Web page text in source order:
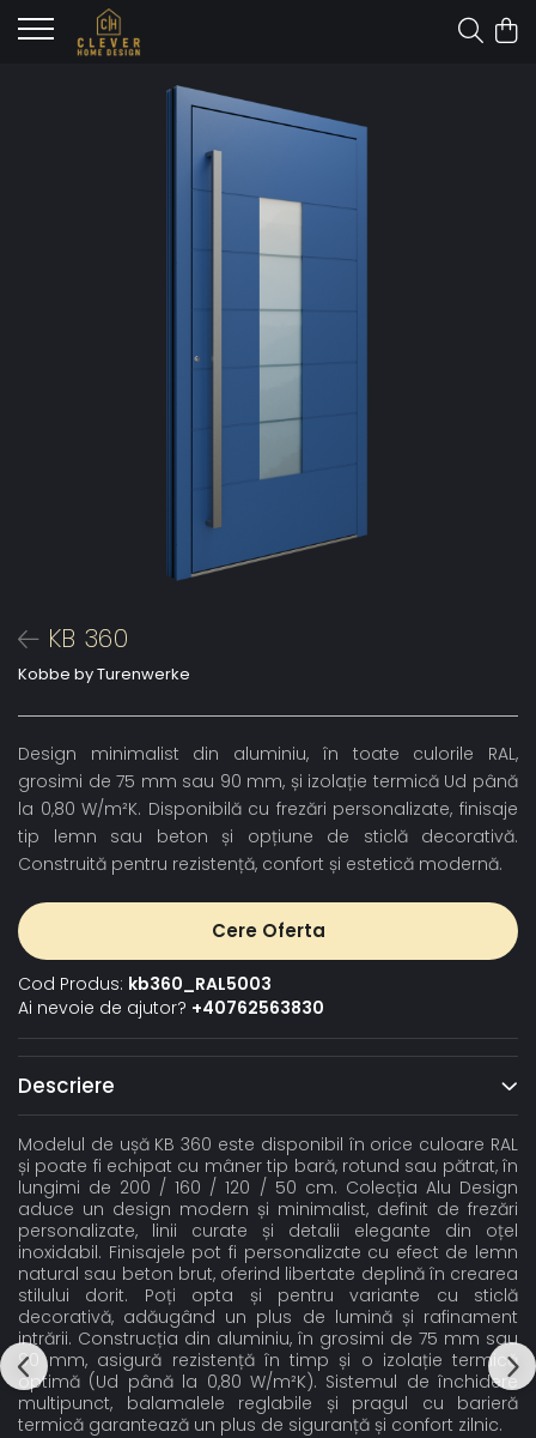
KB 360
Kobbe by Turenwerke
Design minimalist din aluminiu, în toate culorile RAL,
grosimi de 75 mm sau 90 mm, și izolație termică Ud până
la 0,80 W/m²K. Disponibilă cu frezări personalizate, finisaje
tip lemn sau beton și opțiune de sticlă decorativă.
Construită pentru rezistență, confort și estetică modernă.
Cere Oferta
Cod Produs: kb360_RAL5003
Ai nevoie de ajutor? +40762563830
Descriere
Modelul de ușă KB 360 este disponibil în orice culoare RAL
și poate fi echipat cu mâner tip bară, rotund sau pătrat, în
lungimi de 200 / 160 / 120 / 50 cm. Colecția Alu Design
aduce un design modern și minimalist, definit de frezări
personalizate, linii curate și detalii elegante din oțel
inoxidabil. Finisajele pot fi personalizate cu efect de lemn
natural sau beton brut, oferind libertate deplină în crearea
stilului dorit. Poți opta și pentru variante cu sticlă
decorativă, adăugând un plus de lumină și rafinament
intrării. Construcția din aluminiu, în grosimi de 75 mm sau
90 mm, asigură rezistență în timp și o izolație termică
optimă (Ud până la 0,80 W/m²K). Sistemul de închidere
multipunct, balamalele reglabile și pragul cu barieră
termică garantează un plus de siguranță și confort zilnic.